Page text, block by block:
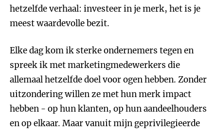
hetzelfde verhaal: investeer in je merk, het is je
meest waardevolle bezit.
Elke dag kom ik sterke ondernemers tegen en
spreek ik met marketingmedewerkers die
allemaal hetzelfde doel voor ogen hebben. Zonder
uitzondering willen ze met hun merk impact
hebben - op hun klanten, op hun aandeelhouders
en op elkaar. Maar vanuit mijn geprivilegieerde